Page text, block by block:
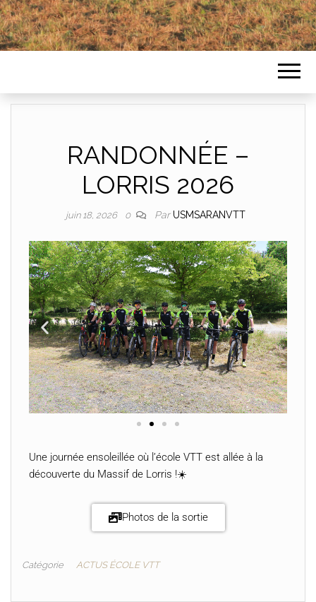
RANDONNÉE –
LORRIS 2026
juin 18, 2026 0 Par USMSARANVTT
Une journée ensoleillée où l’école VTT est allée à la
découverte du Massif de Lorris !☀️
Photos de la sortie
Catégorie ACTUS ÉCOLE VTT